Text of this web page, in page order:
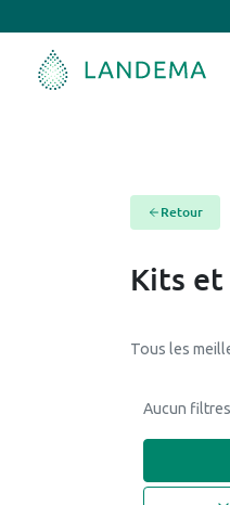
Retour
Kits
Tous les
Aucun filtres